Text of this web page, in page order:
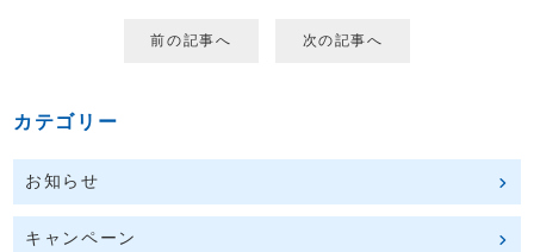
前の記事へ 次の記事へ
カテゴリー
お知らせ
キャンペーン